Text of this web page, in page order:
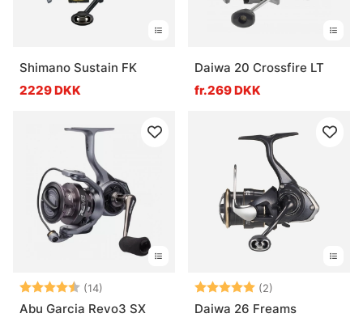
Shimano Sustain FK
2229 DKK
Daiwa 20 Crossfire LT
fr.269 DKK
Vurdering: (14)
4.8 ud af 5 stjerner
Abu Garcia Revo3 SX
Vurdering: (2)
Daiwa 26 Freams